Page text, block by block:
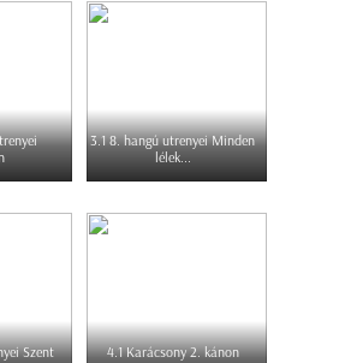
3.1 8. hangú utrenyei Minden
lélek...
Szent
4.1 Karácsony 2. kánon